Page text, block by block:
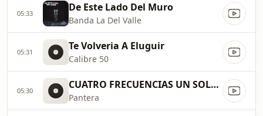
05:33 De Este Lado Del Muro
Banda La Del Valle
05:31 Te Volveria A Eluguir
Calibre 50
05:30 CUATRO FRECUENCIAS UN SOLO COR
Pantera